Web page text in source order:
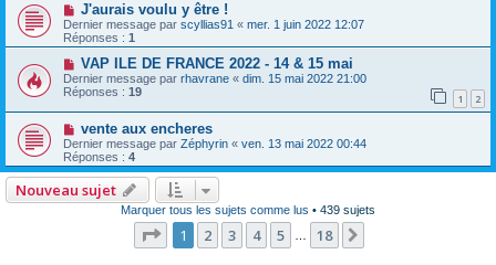
J'aurais voulu y être !
Dernier message par scyllias91 « mer. 1 juin 2022 12:07
Réponses : 1
VAP ILE DE FRANCE 2022 - 14 & 15 mai
Dernier message par rhavrane « dim. 15 mai 2022 21:00
Réponses : 19 1 2
vente aux encheres
Dernier message par Zéphyrin « ven. 13 mai 2022 00:44
Réponses : 4
Nouveau sujet
Marquer tous les sujets comme lus • 439 sujets
Page 1sur
1 2 3 4 5 18